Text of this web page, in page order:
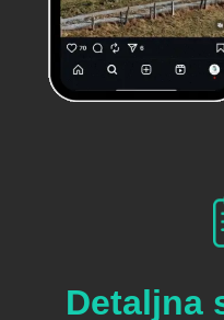
Detaljna